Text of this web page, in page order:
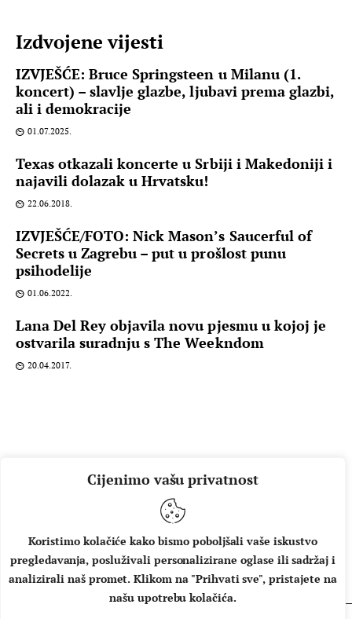
Cijenimo vašu privatnost
Koristimo kolačiće kako bismo poboljšali vaše iskustvo
pregledavanja, posluživali personalizirane oglase ili sadržaj i
analizirali naš promet. Klikom na "Prihvati sve", pristajete na
našu upotrebu kolačića.
Izdvojene vijesti
IZVJEŠĆE: Bruce Springsteen u Milanu (1.
koncert) – slavlje glazbe, ljubavi prema glazbi,
ali i demokracije
01.07.2025.
Texas otkazali koncerte u Srbiji i Makedoniji i
najavili dolazak u Hrvatsku!
22.06.2018.
IZVJEŠĆE/FOTO: Nick Mason’s Saucerful of
Secrets u Zagrebu – put u prošlost punu
psihodelije
01.06.2022.
Lana Del Rey objavila novu pjesmu u kojoj je
ostvarila suradnju s The Weekndom
20.04.2017.
O NAMA IMPRESSUM UVJETI KORIŠTENJA